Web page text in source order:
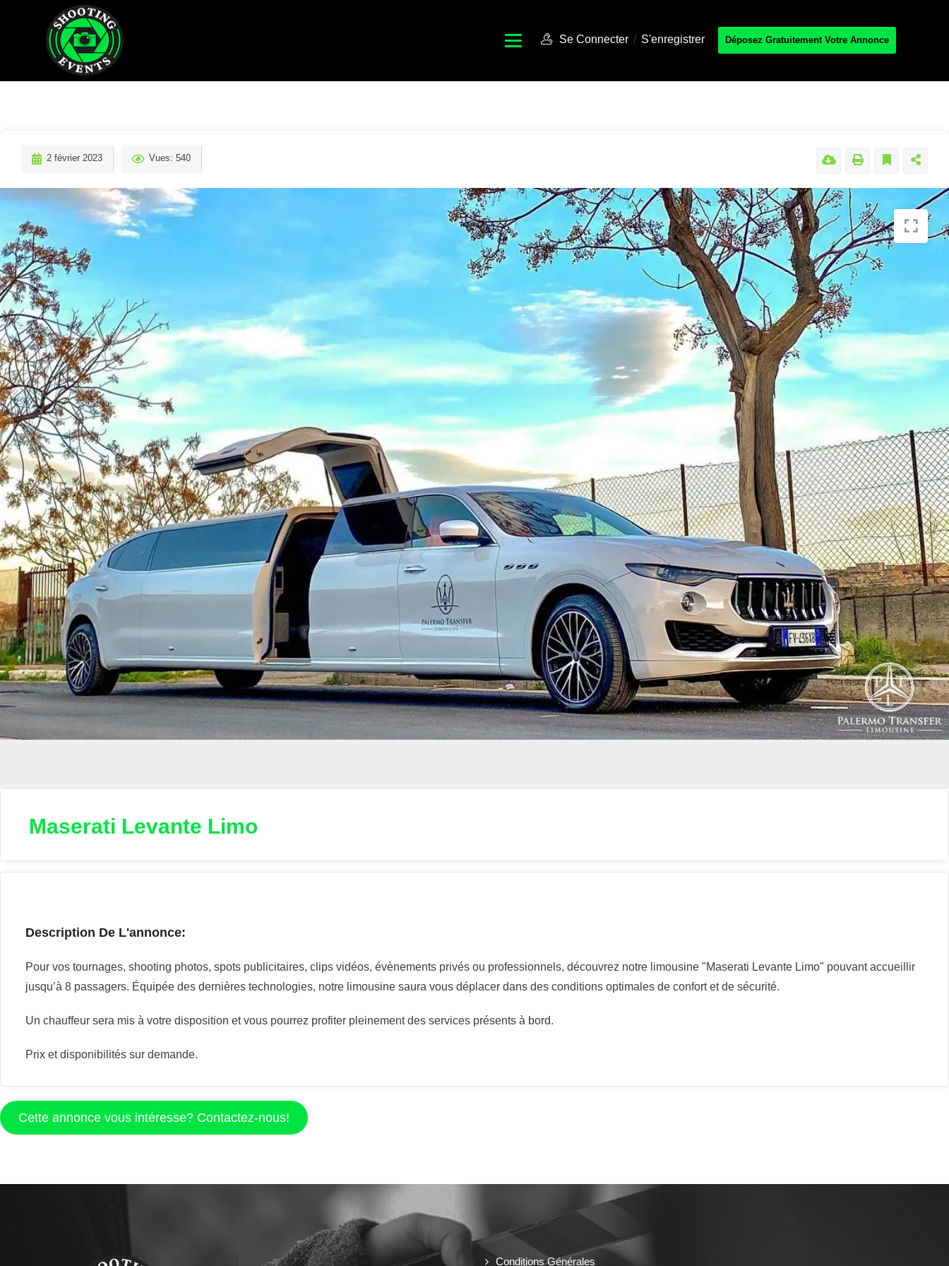
Se Connecter / S'enregistrer Déposez Gratuitement Votre Annonce
2 février 2023 Vues: 540
Maserati Levante Limo
Description De L'annonce:
Pour vos tournages, shooting photos, spots publicitaires, clips vidéos, évènements privés ou professionnels, découvrez notre limousine "Maserati Levante Limo" pouvant accueillir
jusqu’à 8 passagers. Équipée des dernières technologies, notre limousine saura vous déplacer dans des conditions optimales de confort et de sécurité.
Un chauffeur sera mis à votre disposition et vous pourrez profiter pleinement des services présents à bord.
Prix et disponibilités sur demande.
Cette annonce vous intéresse? Contactez-nous!
Conditions Générales